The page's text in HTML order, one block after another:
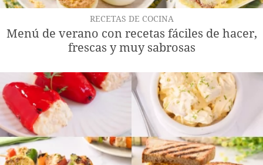
RECETAS DE COCINA
Menú de verano con recetas fáciles de hacer,
frescas y muy sabrosas